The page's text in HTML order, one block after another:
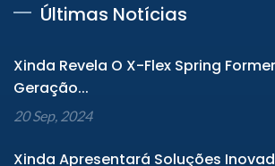
Últimas Notícias
Xinda Revela O X-Flex Spring
Geração...
20 Sep, 2024
Xinda Apresentará Soluções